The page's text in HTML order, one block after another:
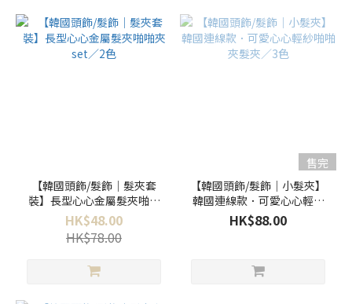
【韓國頭飾/髮飾｜髮夾套
裝】長型心心金屬髮夾啪啪
夾set／2色
HK$48.00
HK$78.00
售完
【韓國頭飾/髮飾｜小髮夾】
韓國連線款．可愛心心輕紗
啪啪夾髮夾／3色
HK$88.00